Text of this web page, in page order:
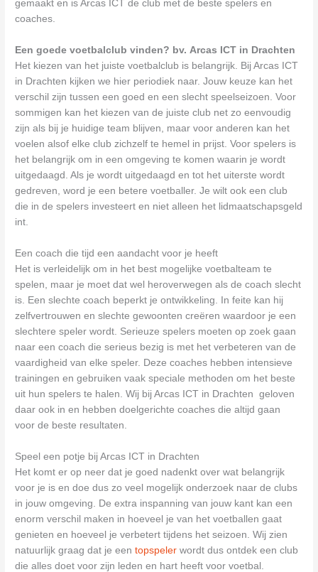
gemaakt en is Arcas ICT de club met de beste spelers en
coaches.
Een goede voetbalclub vinden? bv. Arcas ICT in Drachten
Het kiezen van het juiste voetbalclub is belangrijk. Bij Arcas ICT
in Drachten kijken we hier periodiek naar. Jouw keuze kan het
verschil zijn tussen een goed en een slecht speelseizoen. Voor
sommigen kan het kiezen van de juiste club net zo eenvoudig
zijn als bij je huidige team blijven, maar voor anderen kan het
voelen alsof elke club zichzelf te hemel in prijst. Voor spelers is
het belangrijk om in een omgeving te komen waarin je wordt
uitgedaagd. Als je wordt uitgedaagd en tot het uiterste wordt
gedreven, word je een betere voetballer. Je wilt ook een club
die in de spelers investeert en niet alleen het lidmaatschapsgeld
int.
Een coach die tijd een aandacht voor je heeft
Het is verleidelijk om in het best mogelijke voetbalteam te
spelen, maar je moet dat wel heroverwegen als de coach slecht
is. Een slechte coach beperkt je ontwikkeling. In feite kan hij
zelfvertrouwen en slechte gewoonten creëren waardoor je een
slechtere speler wordt. Serieuze spelers moeten op zoek gaan
naar een coach die serieus bezig is met het verbeteren van de
vaardigheid van elke speler. Deze coaches hebben intensieve
trainingen en gebruiken vaak speciale methoden om het beste
uit hun spelers te halen. Wij bij Arcas ICT in Drachten geloven
daar ook in en hebben doelgerichte coaches die altijd gaan
voor de beste resultaten.
Speel een potje bij Arcas ICT in Drachten
Het komt er op neer dat je goed nadenkt over wat belangrijk
voor je is en doe dus zo veel mogelijk onderzoek naar de clubs
in jouw omgeving. De extra inspanning van jouw kant kan een
enorm verschil maken in hoeveel je van het voetballen gaat
genieten en hoeveel je verbetert tijdens het seizoen. Wij zien
natuurlijk graag dat je eentopspeler wordt dus ontdek een club
die alles doet voor zijn leden en hart heeft voor voetbal.